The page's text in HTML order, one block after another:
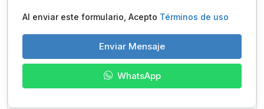
Al enviar este formulario, Acepto Términos de uso
Enviar Mensaje
WhatsApp